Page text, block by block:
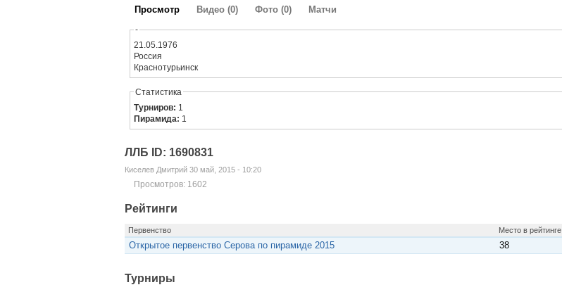
Просмотр Видео (0) Фото (0) Матчи
-
21.05.1976
Россия
Краснотурьинск
Статистика
Турниров: 1
Пирамида: 1
ЛЛБ ID: 1690831
Киселев Дмитрий 30 май, 2015 - 10:20
Просмотров: 1602
Рейтинги
Первенство Место в рейтинге
Открытое первенство Серова по пирамиде 2015 38
Турниры